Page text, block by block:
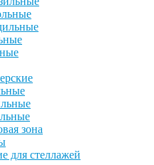
зона
для стеллажей